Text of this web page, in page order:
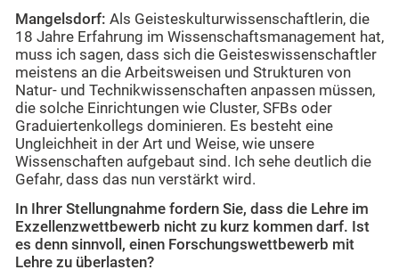
Mangelsdorf: Als Geisteskulturwissenschaftlerin, die
18 Jahre Erfahrung im Wissenschaftsmanagement hat,
muss ich sagen, dass sich die Geisteswissenschaftler
meistens an die Arbeitsweisen und Strukturen von
Natur- und Technikwissenschaften anpassen müssen,
die solche Einrichtungen wie Cluster, SFBs oder
Graduiertenkollegs dominieren. Es besteht eine
Ungleichheit in der Art und Weise, wie unsere
Wissenschaften aufgebaut sind. Ich sehe deutlich die
Gefahr, dass das nun verstärkt wird.
In Ihrer Stellungnahme fordern Sie, dass die Lehre im
Exzellenzwettbewerb nicht zu kurz kommen darf. Ist
es denn sinnvoll, einen Forschungswettbewerb mit
Lehre zu überlasten?